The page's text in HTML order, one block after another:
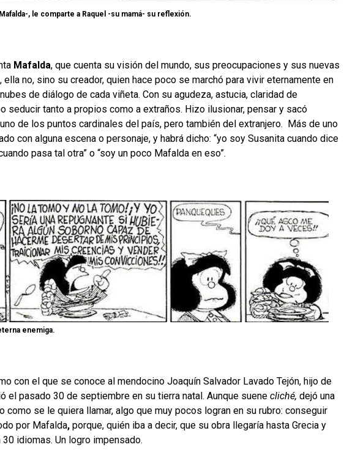
, le comparte a Raquel -su mamá- su reflexión.
Mafalda, que cuenta su visión del mundo, sus preocupaciones y sus nuevas
ella no, sino su creador, quien hace poco se marchó para vivir eternamente en
de diálogo de cada viñeta. Con su agudeza, astucia, claridad de
seducir tanto a propios como a extraños. Hizo ilusionar, pensar y sacó
de los puntos cardinales del país, pero también del extranjero. Más de uno
con alguna escena o personaje, y habrá dicho: “yo soy Susanita cuando dice
pasa tal otra” o “soy un poco Mafalda en eso”.
enemiga.
con el que se conoce al mendocino Joaquín Salvador Lavado Tejón, hijo de
el pasado 30 de septiembre en su tierra natal. Aunque suene cliché, dejó una
como se le quiera llamar, algo que muy pocos logran en su rubro: conseguir
por Mafalda, porque, quién iba a decir, que su obra llegaría hasta Grecia y
idiomas. Un logro impensado.